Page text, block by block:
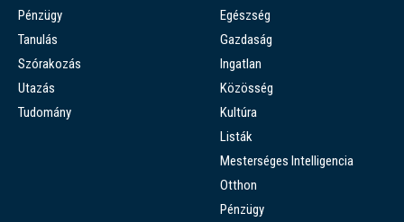
Pénzügy
Tanulás
Szórakozás
Utazás
Tudomány
Egészség
Gazdaság
Ingatlan
Közösség
Kultúra
Listák
Mesterséges Intelligencia
Otthon
Pénzügy